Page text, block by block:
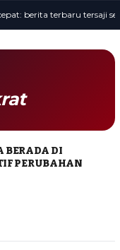
berita terbaru tersaji
BERADA DI
PERUBAHAN